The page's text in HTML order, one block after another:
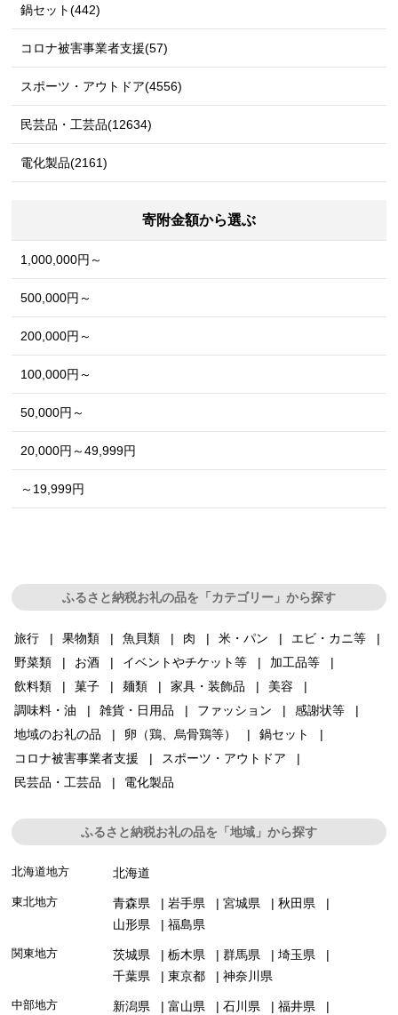
鍋セット(442)
コロナ被害事業者支援(57)
スポーツ・アウトドア(4556)
民芸品・工芸品(12634)
電化製品(2161)
寄附金額から選ぶ
1,000,000円～
500,000円～
200,000円～
100,000円～
50,000円～
20,000円～49,999円
～19,999円
ふるさと納税お礼の品を「カテゴリー」から探す
旅行 果物類 魚貝類 肉 米・パン
エビ・カニ等
野菜類
お酒 イベントやチケット等
加工品等
飲料類
菓子 麺類 家具・装飾品
美容
調味料・油
雑貨・日用品 ファッション
感謝状等
地域のお礼の品
卵（鶏、烏骨鶏等）
鍋セット
コロナ被害事業者支援
スポーツ・アウトドア
民芸品・工芸品
電化製品
ふるさと納税お礼の品を「地域」から探す
北海道地方 北海道
東北地方 青森県 岩手県 宮城県
秋田県
山形県
福島県
関東地方 茨城県 栃木県 群馬県
埼玉県
千葉県
東京都 神奈川県
中部地方 新潟県 富山県 石川県
福井県